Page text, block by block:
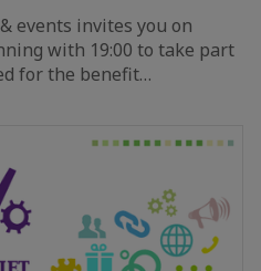
events invites you on
with 19:00 to take part
for the benefit…